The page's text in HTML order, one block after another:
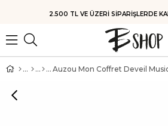
HIZLI KARGO
Auzou Mon Coffret Deveil